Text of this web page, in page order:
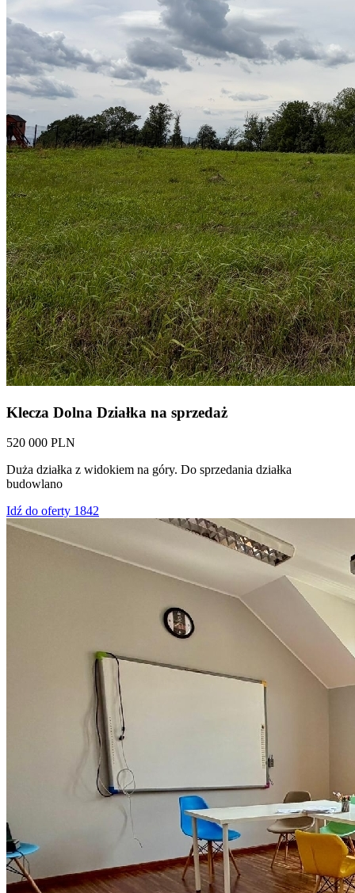
Klecza Dolna Działka na sprzedaż
520 000 PLN
Duża działka z widokiem na góry. Do sprzedania działka
budowlano
Idź do oferty 1842